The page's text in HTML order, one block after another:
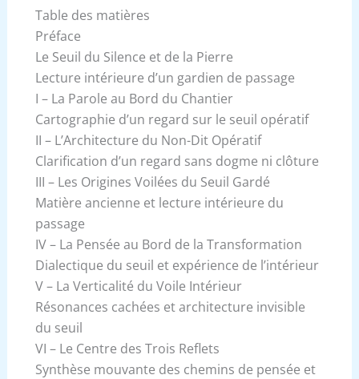
Table des matières
Préface
Le Seuil du Silence et de la Pierre
Lecture intérieure d’un gardien de passage
I – La Parole au Bord du Chantier
Cartographie d’un regard sur le seuil opératif
II – L’Architecture du Non-Dit Opératif
Clarification d’un regard sans dogme ni clôture
III – Les Origines Voilées du Seuil Gardé
Matière ancienne et lecture intérieure du
passage
IV – La Pensée au Bord de la Transformation
Dialectique du seuil et expérience de l’intérieur
V – La Verticalité du Voile Intérieur
Résonances cachées et architecture invisible
du seuil
VI – Le Centre des Trois Reflets
Synthèse mouvante des chemins de pensée et